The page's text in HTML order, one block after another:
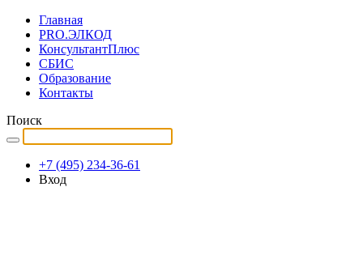
Главная
PRO.ЭЛКОД
КонсультантПлюс
СБИС
Образование
Контакты
Поиск
+7 (495) 234-36-61
Вход